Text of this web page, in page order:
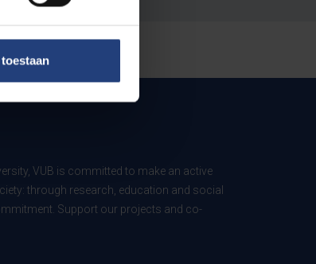
VUB is committed to make an active
through research, education and social
Support our projects and co-